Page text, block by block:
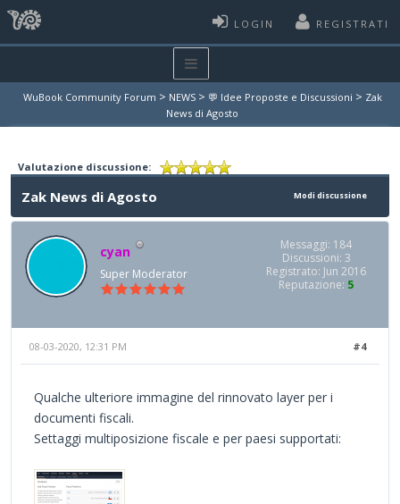
LOGIN REGISTRATI
WuBook Community Forum > NEWS > 💬 Idee Proposte e Discussioni > Zak
News di Agosto
Valutazione discussione:
Modi discussione
Zak News di Agosto
cyan
Super Moderator
Messaggi: 184
Discussioni: 3
Registrato: Jun 2016
Reputazione: 5
#4
08-03-2020, 12:31 PM
Qualche ulteriore immagine del rinnovato layer per i
documenti fiscali.
Settaggi multiposizione fiscale e per paesi supportati: